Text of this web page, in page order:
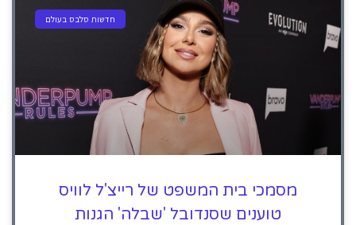
חדשות סלבס בעולם
מסמכי בית המשפט של רייצ'ל לוויס
טוענים שסנדובל 'שבלה' הגנות